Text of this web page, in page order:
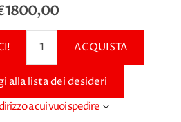
ACQUISTA
alla lista dei desideri
a cui vuoi spedire